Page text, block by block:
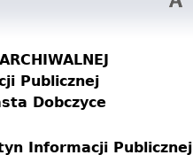
ARCHIWALNEJ
Publicznej
Dobczyce
Informacji Publicznej